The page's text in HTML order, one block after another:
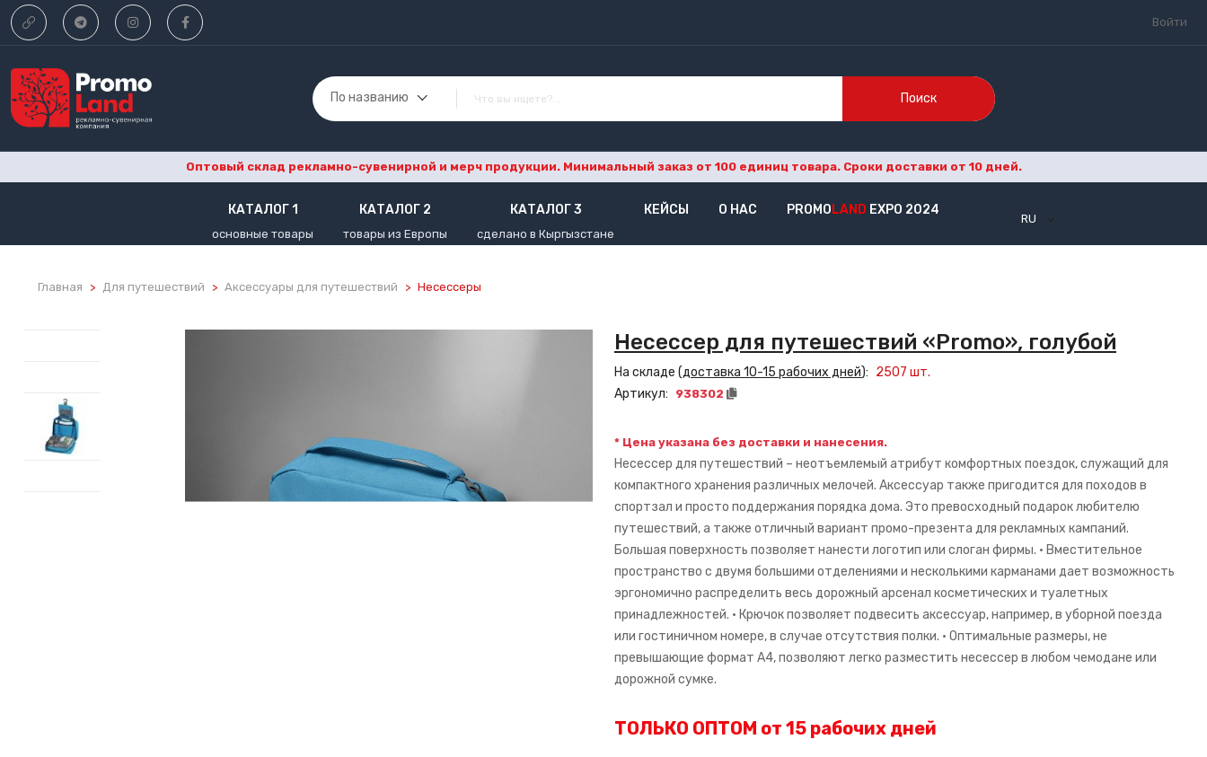
Войти
Поиск
По названию
Оптовый склад рекламно-сувенирной и мерч продукции. Минимальный заказ от 100 единиц товара. Сроки доставки от 10 дней.
КАТАЛОГ 1
основные товары
КАТАЛОГ 2
товары из Европы
КАТАЛОГ 3
сделано в Кыргызстане
КЕЙСЫ О НАС PROMOLAND EXPO 2024
RU
Главная Для путешествий Аксессуары для путешествий Несессеры
Несессер для путешествий «Promo», голубой
На складе (доставка 10-15 рабочих дней): 2507 шт.
Артикул:
938302
* Цена указана без доставки и нанесения.
Несессер для путешествий – неотъемлемый атрибут комфортных поездок, служащий для
компактного хранения различных мелочей. Аксессуар также пригодится для походов в
спортзал и просто поддержания порядка дома. Это превосходный подарок любителю
путешествий, а также отличный вариант промо-презента для рекламных кампаний.
Большая поверхность позволяет нанести логотип или слоган фирмы. • Вместительное
пространство с двумя большими отделениями и несколькими карманами дает возможность
эргономично распределить весь дорожный арсенал косметических и туалетных
принадлежностей. • Крючок позволяет подвесить аксессуар, например, в уборной поезда
или гостиничном номере, в случае отсутствия полки. • Оптимальные размеры, не
превышающие формат А4, позволяют легко разместить несессер в любом чемодане или
дорожной сумке.
ТОЛЬКО ОПТОМ от 15 рабочих дней